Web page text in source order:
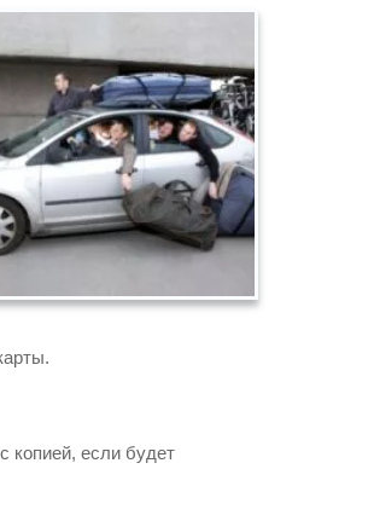
копией, если будет